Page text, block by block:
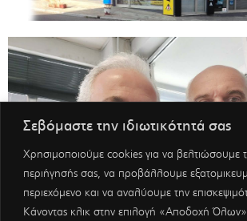
Σεβόμαστε την ιδιωτικότητά σας
Χρησιμοποιούμε cookies για να βελτιώσουμε
περιήγησής σας, να προβάλλουμε
περιεχόμενο και να αναλύουμε την
Κάνοντας κλικ στην επιλογή «Αποδοχή Όλων»,